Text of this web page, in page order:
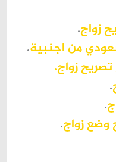
زواج.
من اجنبية.
زواج.
.
.
زواج.